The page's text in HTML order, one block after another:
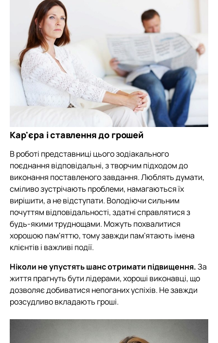
Кар'єра і ставлення до грошей
В роботі представниці цього зодіакального
поєднання відповідальні, з творчим підходом до
виконання поставленого завдання. Люблять думати,
сміливо зустрічають проблеми, намагаються їх
вирішити, а не відступати. Володіючи сильним
почуттям відповідальності, здатні справлятися з
будь-якими труднощами. Можуть похвалитися
хорошою пам'яттю, тому завжди пам'ятають імена
клієнтів і важливі події.
Ніколи не упустять шанс отримати підвищення.За
життя прагнуть бути лідерами, хороші виконавці, що
дозволяє добиватися непоганих успіхів. Не завжди
розсудливо вкладають гроші.